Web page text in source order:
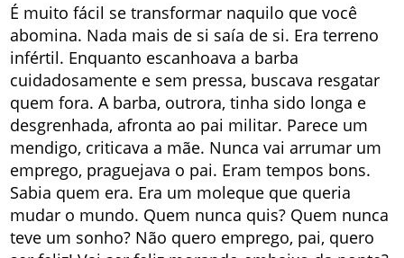
É muito fácil se transformar naquilo que você
abomina. Nada mais de si saía de si. Era terreno
infértil. Enquanto escanhoava a barba
cuidadosamente e sem pressa, buscava resgatar
quem fora. A barba, outrora, tinha sido longa e
desgrenhada, afronta ao pai militar. Parece um
mendigo, criticava a mãe. Nunca vai arrumar um
emprego, praguejava o pai. Eram tempos bons.
Sabia quem era. Era um moleque que queria
mudar o mundo. Quem nunca quis? Quem nunca
teve um sonho? Não quero emprego, pai, quero